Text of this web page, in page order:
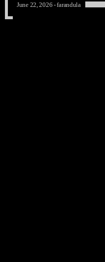
June 22, 2026 -farandula